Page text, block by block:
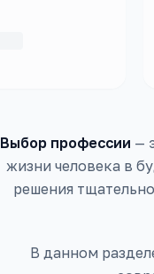
Выбор профессии —
жизни человека в
решения
В данном